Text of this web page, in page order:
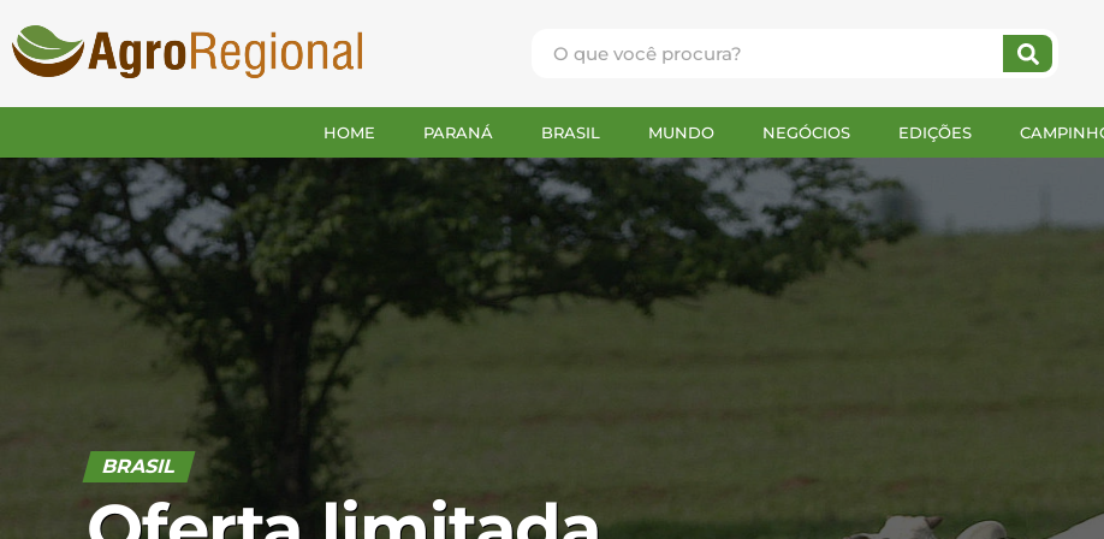
HOME PARANÁ BRASIL MUNDO NEGÓCIOS EDIÇÕES
BRASIL